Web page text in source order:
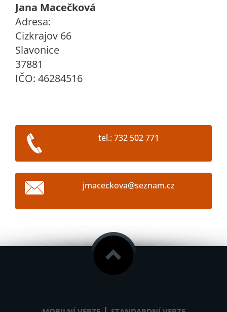
Jana Macečková
Adresa:
Cizkrajov 66
Slavonice
37881
IČO: 46284516
tel.: 732 502 771
jmaceckova@seznam.cz